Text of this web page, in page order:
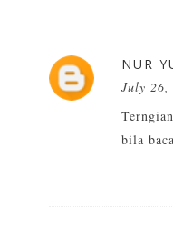
NUR
July 26,
bila